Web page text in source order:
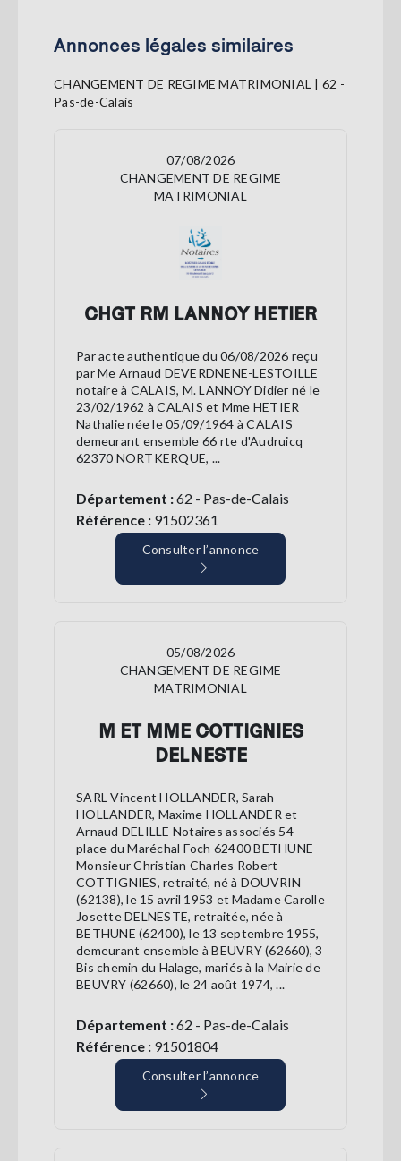
Annonces légales similaires
CHANGEMENT DE REGIME MATRIMONIAL | 62 -
Pas-de-Calais
07/08/2026
CHANGEMENT DE REGIME
MATRIMONIAL
CHGT RM LANNOY HETIER
Par acte authentique du 06/08/2026 reçu
par Me Arnaud DEVERDNENE-LESTOILLE
notaire à CALAIS, M. LANNOY Didier né le
23/02/1962 à CALAIS et Mme HETIER
Nathalie née le 05/09/1964 à CALAIS
demeurant ensemble 66 rte d'Audruicq
62370 NORTKERQUE, ...
Département :62 - Pas-de-Calais
Référence : 91502361
Consulter l’annonce
05/08/2026
CHANGEMENT DE REGIME
MATRIMONIAL
M ET MME COTTIGNIES
DELNESTE
SARL Vincent HOLLANDER, Sarah
HOLLANDER, Maxime HOLLANDER et
Arnaud DELILLE Notaires associés 54
place du Maréchal Foch 62400 BETHUNE
Monsieur Christian Charles Robert
COTTIGNIES, retraité, né à DOUVRIN
(62138), le 15 avril 1953 et Madame Carolle
Josette DELNESTE, retraitée, née à
BETHUNE (62400), le 13 septembre 1955,
demeurant ensemble à BEUVRY (62660), 3
Bis chemin du Halage, mariés à la Mairie de
BEUVRY (62660), le 24 août 1974, ...
Département :62 - Pas-de-Calais
Référence : 91501804
Consulter l’annonce